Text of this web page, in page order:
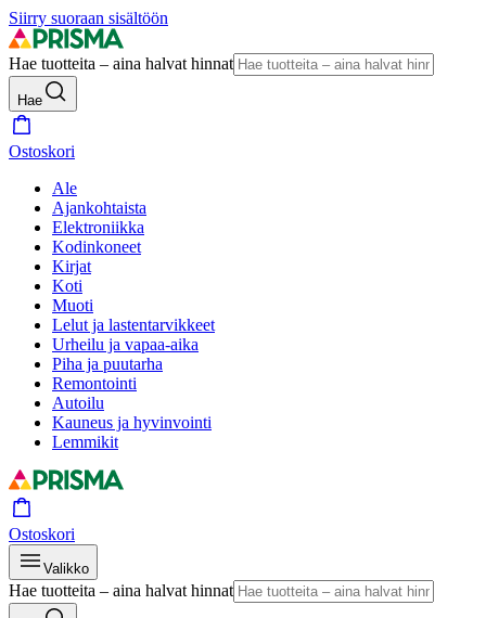
Siirry suoraan sisältöön
Hae tuotteita – aina halvat hinnat
Hae
Ostoskori
Ale
Ajankohtaista
Elektroniikka
Kodinkoneet
Kirjat
Koti
Muoti
Lelut ja lastentarvikkeet
Urheilu ja vapaa-aika
Piha ja puutarha
Remontointi
Autoilu
Kauneus ja hyvinvointi
Lemmikit
Ostoskori
Valikko
Hae tuotteita – aina halvat hinnat